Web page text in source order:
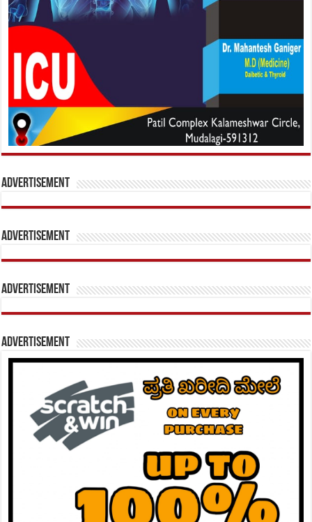
Advertisement
Advertisement
Advertisement
Advertisement